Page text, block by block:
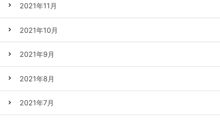
2021年11月
2021年10月
2021年9月
2021年8月
2021年7月